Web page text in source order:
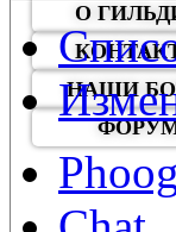
О
НАШИ